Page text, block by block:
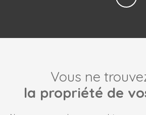
Vous ne
la propriété de